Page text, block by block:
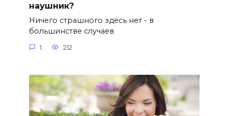
наушник?
Ничего страшного здесь нет - в
большинстве случаев
1 212